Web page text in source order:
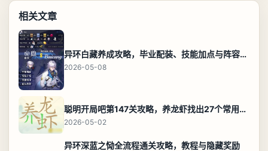
相关文章
异环白藏养成攻略，毕业配装、技能加点与阵容搭配保姆级解析
2026-05-08
聪明开局吧第147关攻略，养龙虾找出27个常用字通关答案
2026-05-02
异环深蓝之恸全流程通关攻略，教程与隐藏奖励